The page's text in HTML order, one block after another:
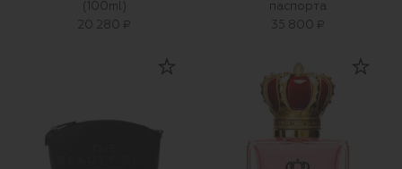
(100ml)
20 280 ₽
паспорта
35 800 ₽